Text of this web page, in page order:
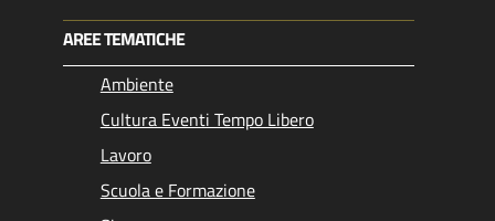
AREE TEMATICHE
Ambiente
Cultura Eventi Tempo Libero
Lavoro
Scuola e Formazione